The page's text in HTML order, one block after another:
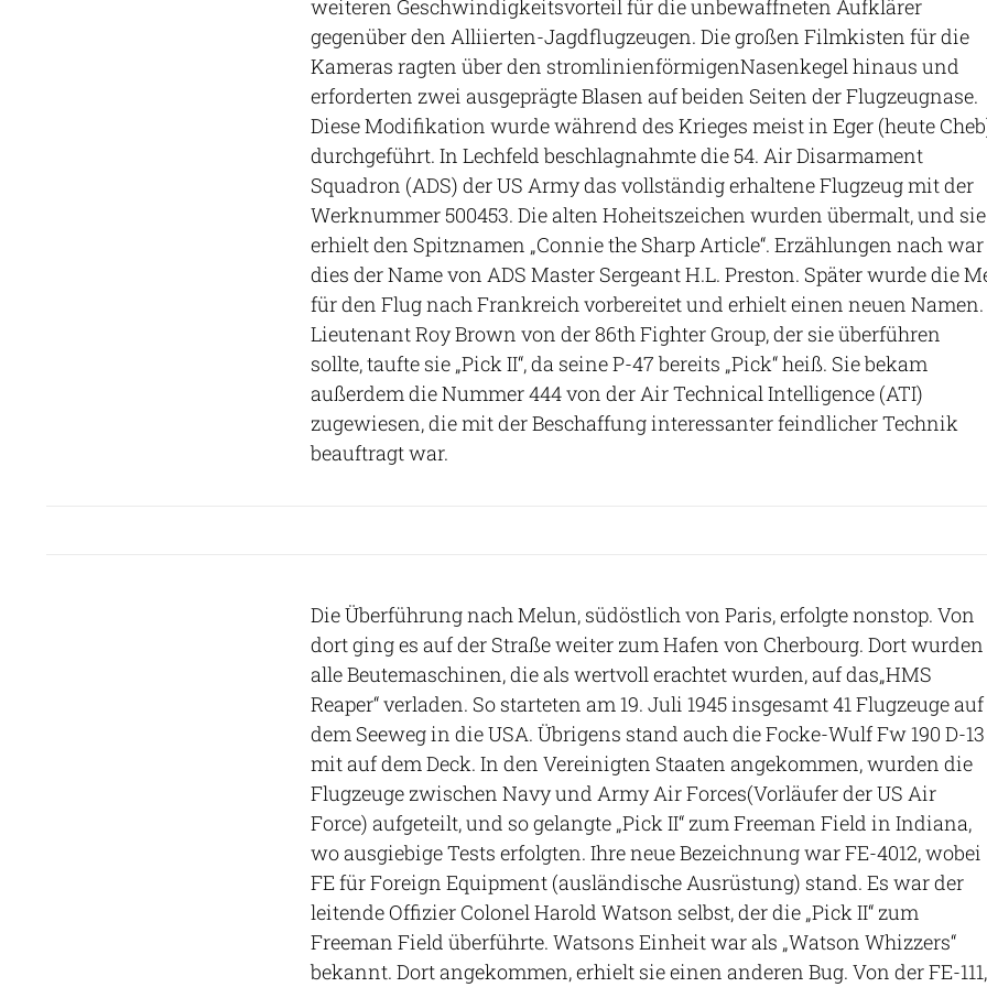
weiteren Geschwindigkeitsvorteil für die unbewaffneten Aufklärer
gegenüber den Alliierten-Jagdflugzeugen. Die großen Filmkisten für die
Kameras ragten über den stromlinienförmigenNasenkegel hinaus und
erforderten zwei ausgeprägte Blasen auf beiden Seiten der Flugzeugnase.
Diese Modifikation wurde während des Krieges meist in Eger (heute
durchgeführt. In Lechfeld beschlagnahmte die 54. Air Disarmament
Squadron (ADS) der US Army das vollständig erhaltene Flugzeug mit der
Werknummer 500453. Die alten Hoheitszeichen wurden übermalt, und sie
erhielt den Spitznamen „Connie the Sharp Article“. Erzählungen nach war
dies der Name von ADS Master Sergeant H.L. Preston. Später wurde die
für den Flug nach Frankreich vorbereitet und erhielt einen neuen Namen.
Lieutenant Roy Brown von der 86th Fighter Group, der sie überführen
sollte, taufte sie „Pick II“, da seine P-47 bereits „Pick“ heiß. Sie bekam
außerdem die Nummer 444 von der Air Technical Intelligence (ATI)
zugewiesen, die mit der Beschaffung interessanter feindlicher Technik
beauftragt war.
Die Überführung nach Melun, südöstlich von Paris, erfolgte nonstop. Von
dort ging es auf der Straße weiter zum Hafen von Cherbourg. Dort wurden
alle Beutemaschinen, die als wertvoll erachtet wurden, auf das„HMS
Reaper“ verladen. So starteten am 19. Juli 1945 insgesamt 41 Flugzeuge auf
dem Seeweg in die USA. Übrigens stand auch die Focke-Wulf Fw 190 D-13
mit auf dem Deck. In den Vereinigten Staaten angekommen, wurden die
Flugzeuge zwischen Navy und Army Air Forces(Vorläufer der US Air
Force) aufgeteilt, und so gelangte „Pick II“ zum Freeman Field in Indiana,
wo ausgiebige Tests erfolgten. Ihre neue Bezeichnung war FE-4012, wobei
FE für Foreign Equipment (ausländische Ausrüstung) stand. Es war der
leitende Offizier Colonel Harold Watson selbst, der die „Pick II“ zum
Freeman Field überführte. Watsons Einheit war als „Watson Whizzers“
bekannt. Dort angekommen, erhielt sie einen anderen Bug. Von der FE-111,